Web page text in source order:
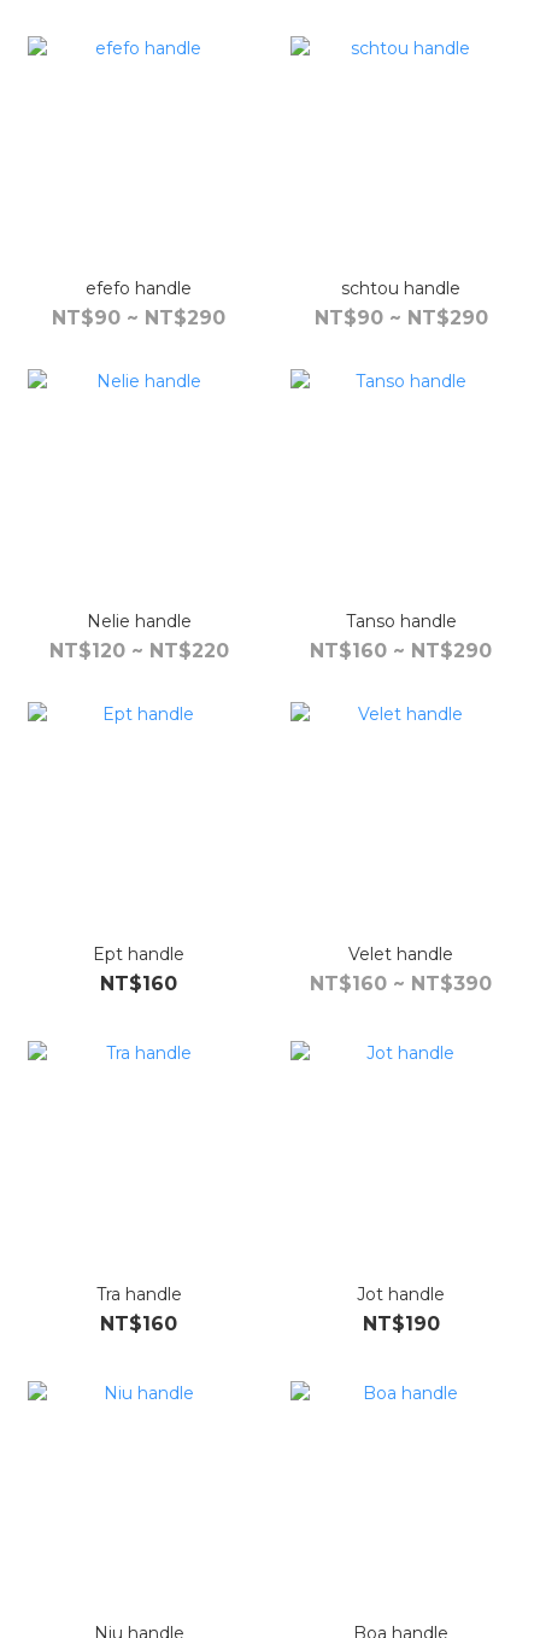
efefo handle
NT$90 ~ NT$290
schtou handle
NT$90 ~ NT$290
Nelie handle
NT$120 ~ NT$220
Tanso handle
NT$160 ~ NT$290
Ept handle
NT$160
Velet handle
NT$160 ~ NT$390
Tra handle
NT$160
Jot handle
NT$190
Niu handle Boa handle